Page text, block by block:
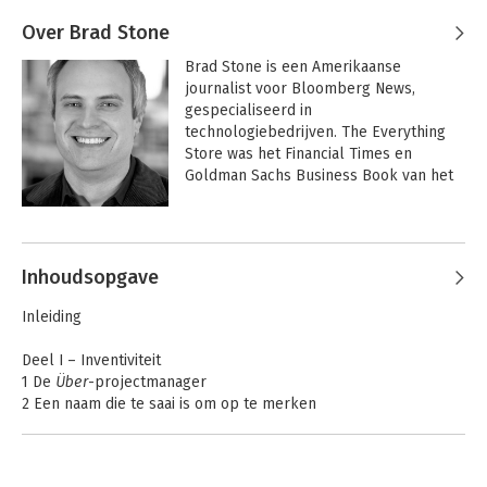
Over Brad Stone
Brad Stone is een Amerikaanse
journalist voor Bloomberg News,
gespecialiseerd in
technologiebedrijven. The Everything
Store was het Financial Times en
Goldman Sachs Business Book van het
Andere boeken door Brad Stone
Inhoudsopgave
Inleiding
Deel I – Inventiviteit
1 De Über-projectmanager
2 Een naam die te saai is om op te merken